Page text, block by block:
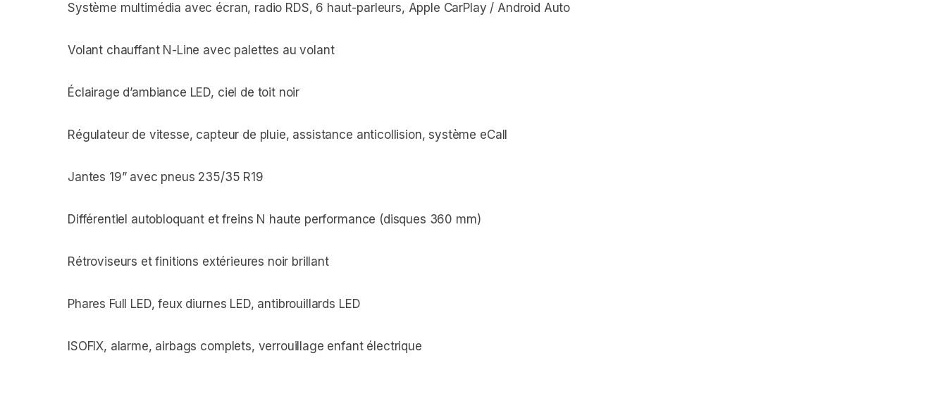
Système multimédia avec écran, radio RDS, 6 haut-parleurs, Apple CarPlay / Android Auto
Volant chauffant N-Line avec palettes au volant
Éclairage d’ambiance LED, ciel de toit noir
Régulateur de vitesse, capteur de pluie, assistance anticollision, système eCall
Jantes 19” avec pneus 235/35 R19
Différentiel autobloquant et freins N haute performance (disques 360 mm)
Rétroviseurs et finitions extérieures noir brillant
Phares Full LED, feux diurnes LED, antibrouillards LED
ISOFIX, alarme, airbags complets, verrouillage enfant électrique